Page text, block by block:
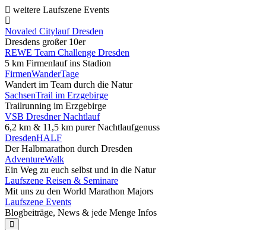
weitere Laufszene Events
Novaled Citylauf Dresden
Dresdens großer 10er
REWE Team Challenge Dresden
5 km Firmenlauf ins Stadion
FirmenWanderTage
Wandert im Team durch die Natur
SachsenTrail im Erzgebirge
Trailrunning im Erzgebirge
VSB Dresdner Nachtlauf
6,2 km & 11,5 km purer Nachtlaufgenuss
DresdenHALF
Der Halbmarathon durch Dresden
AdventureWalk
Ein Weg zu euch selbst und in die Natur
Laufszene Reisen & Seminare
Mit uns zu den World Marathon Majors
Laufszene Events
Blogbeiträge, News & jede Menge Infos